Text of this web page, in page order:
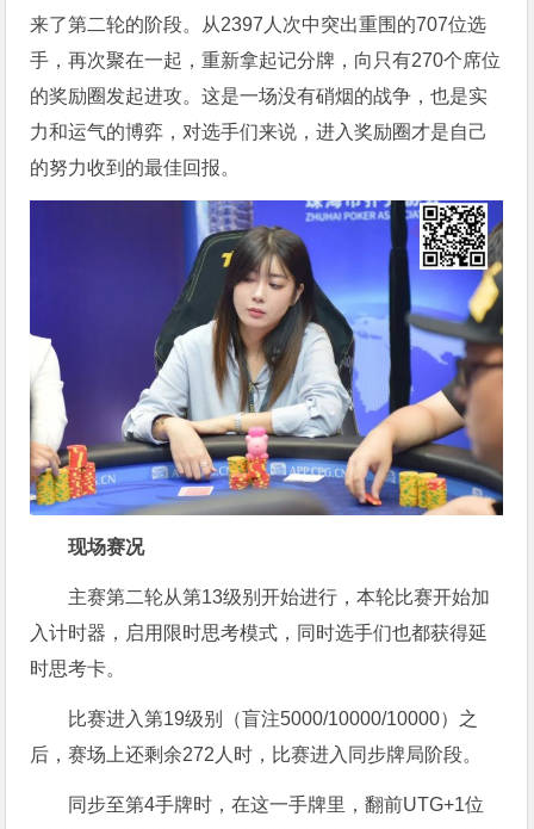
来了第二轮的阶段。从2397人次中突出重围的707位选
手，再次聚在一起，重新拿起记分牌，向只有270个席位
的奖励圈发起进攻。这是一场没有硝烟的战争，也是实
力和运气的博弈，对选手们来说，进入奖励圈才是自己
的努力收到的最佳回报。
现场赛况
主赛第二轮从第13级别开始进行，本轮比赛开始加
入计时器，启用限时思考模式，同时选手们也都获得延
时思考卡。
比赛进入第19级别（盲注5000/10000/10000）之
后，赛场上还剩余272人时，比赛进入同步牌局阶段。
同步至第4手牌时，在这一手牌里，翻前UTG+1位